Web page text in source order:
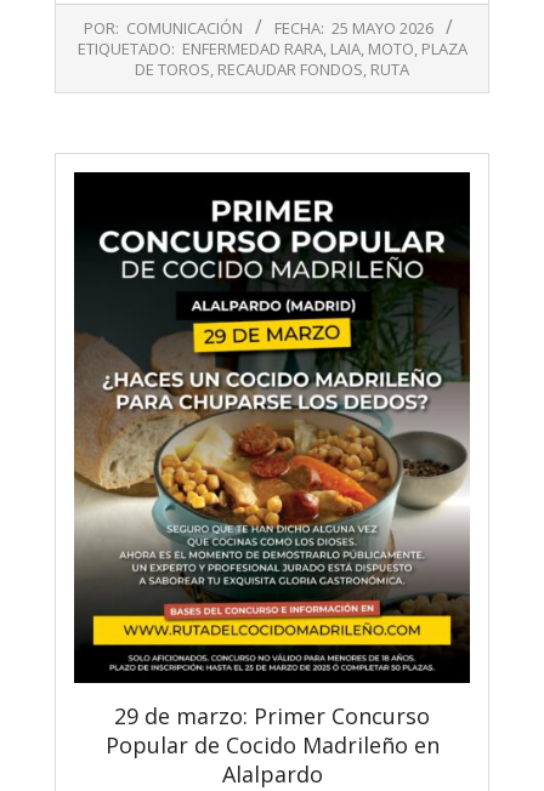
05-
POR: COMUNICACIÓN FECHA: 25 MAYO 2026
ETIQUETADO: ENFERMEDAD RARA, LAIA, MOTO, PLAZA
DE TOROS, RECAUDAR FONDOS, RUTA
29 de marzo: Primer Concurso
Popular de Cocido Madrileño en
Alalpardo